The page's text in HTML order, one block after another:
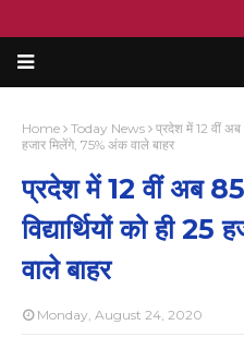
Home Today News
प्रदेश में 12 वीं अब
हजार मिलेंगे, 75% अंक वाले बाहर
प्रदेश में 12 वीं अब
विद्यार्थियों को ही
वाले बाहर
Monday, August 24, 2020